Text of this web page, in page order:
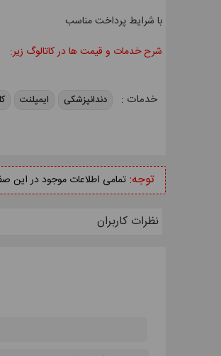
با شرایط پرداخت مناسب
شرح خدمات و قیمت ها در کاتالوگ زیر:
خدمات : دندانپزشکی ایمپلنت
توجه: تمامی اطلاعات موجود در این
نظرات کاربران